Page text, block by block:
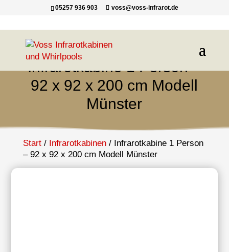
05257 936 903 voss@voss-infrarot.de
Infrarotkabine 1 Person –
92 x 92 x 200 cm Modell
Münster
Start/ Infrarotkabinen/ Infrarotkabine 1 Person
– 92 x 92 x 200 cm Modell Münster